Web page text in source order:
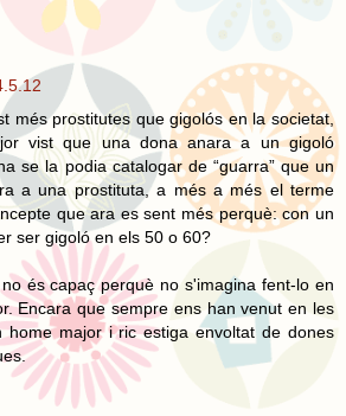
més prostitutes que gigolós en la societat,
vist que una dona anara a un gigoló
se la podia catalogar de “guarra” que un
a una prostituta, a més a més el terme
que ara es sent més perquè: con un
ser gigoló en els 50 o 60?
és capaç perquè no s'imagina fent-lo en
Encara que sempre ens han venut en les
home major i ric estiga envoltat de dones